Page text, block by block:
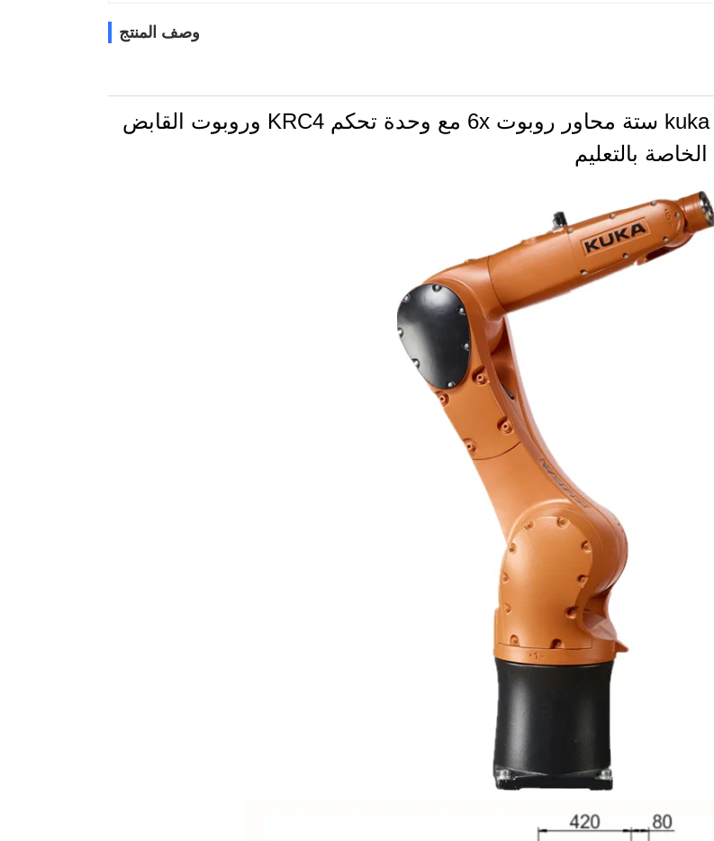
وصف المنتج
kuka robot KR 6 R900 ستة محاور روبوت 6x مع وحدة تحكم KRC4 وروبوت القابض